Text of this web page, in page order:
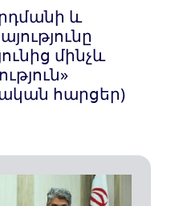
և
մինչև
հարցեր)